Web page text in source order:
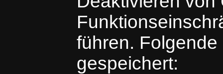
führen.
gespeichert: